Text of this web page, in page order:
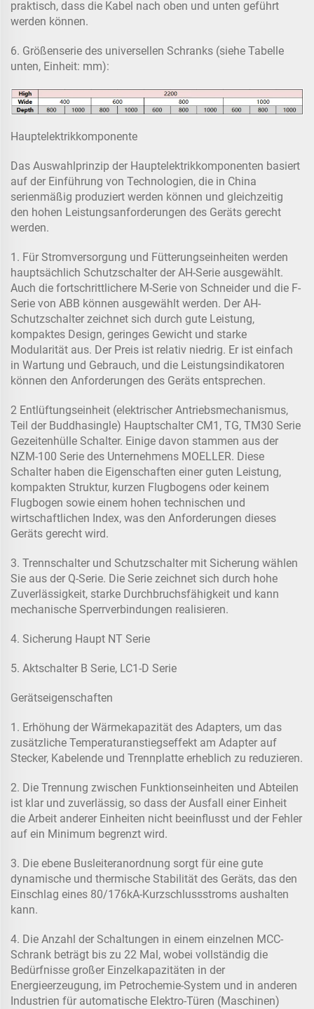
praktisch, dass die Kabel nach oben und unten geführt
werden können.
6. Größenserie des universellen Schranks (siehe Tabelle
unten, Einheit: mm):
Hauptelektrikkomponente
Das Auswahlprinzip der Hauptelektrikkomponenten basiert
auf der Einführung von Technologien, die in China
serienmäßig produziert werden können und gleichzeitig
den hohen Leistungsanforderungen des Geräts gerecht
werden.
1. Für Stromversorgung und Fütterungseinheiten werden
hauptsächlich Schutzschalter der AH-Serie ausgewählt.
Auch die fortschrittlichere M-Serie von Schneider und die F-
Serie von ABB können ausgewählt werden. Der AH-
Schutzschalter zeichnet sich durch gute Leistung,
kompaktes Design, geringes Gewicht und starke
Modularität aus. Der Preis ist relativ niedrig. Er ist einfach
in Wartung und Gebrauch, und die Leistungsindikatoren
können den Anforderungen des Geräts entsprechen.
2 Entlüftungseinheit (elektrischer Antriebsmechanismus,
Teil der Buddhasingle) Hauptschalter CM1, TG, TM30 Serie
Gezeitenhülle Schalter. Einige davon stammen aus der
NZM-100 Serie des Unternehmens MOELLER. Diese
Schalter haben die Eigenschaften einer guten Leistung,
kompakten Struktur, kurzen Flugbogens oder keinem
Flugbogen sowie einem hohen technischen und
wirtschaftlichen Index, was den Anforderungen dieses
Geräts gerecht wird.
3. Trennschalter und Schutzschalter mit Sicherung wählen
Sie aus der Q-Serie. Die Serie zeichnet sich durch hohe
Zuverlässigkeit, starke Durchbruchsfähigkeit und kann
mechanische Sperrverbindungen realisieren.
4. Sicherung Haupt NT Serie
5. Aktschalter B Serie, LC1-D Serie
Gerätseigenschaften
1. Erhöhung der Wärmekapazität des Adapters, um das
zusätzliche Temperaturanstiegseffekt am Adapter auf
Stecker, Kabelende und Trennplatte erheblich zu reduzieren.
2. Die Trennung zwischen Funktionseinheiten und Abteilen
ist klar und zuverlässig, so dass der Ausfall einer Einheit
die Arbeit anderer Einheiten nicht beeinflusst und der Fehler
auf ein Minimum begrenzt wird.
3. Die ebene Busleiteranordnung sorgt für eine gute
dynamische und thermische Stabilität des Geräts, das den
Einschlag eines 80/176kA-Kurzschlussstroms aushalten
kann.
4. Die Anzahl der Schaltungen in einem einzelnen MCC-
Schrank beträgt bis zu 22 Mal, wobei vollständig die
Bedürfnisse großer Einzelkapazitäten in der
Energieerzeugung, im Petrochemie-System und in anderen
Industrien für automatische Elektro-Türen (Maschinen)